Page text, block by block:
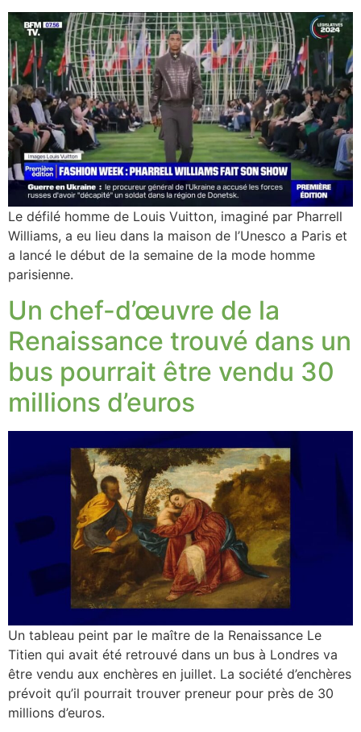
Le défilé homme de Louis Vuitton, imaginé par Pharrell
Williams, a eu lieu dans la maison de l’Unesco a Paris et
a lancé le début de la semaine de la mode homme
parisienne.
Un chef-d’œuvre de la
Renaissance trouvé dans un
bus pourrait être vendu 30
millions d’euros
Un tableau peint par le maître de la Renaissance Le
Titien qui avait été retrouvé dans un bus à Londres va
être vendu aux enchères en juillet. La société d’enchères
prévoit qu’il pourrait trouver preneur pour près de 30
millions d’euros.